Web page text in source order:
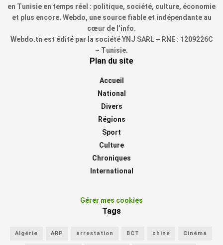
en Tunisie en temps réel : politique, société, culture, économie
et plus encore. Webdo, une source fiable et indépendante au
cœur de l’info.
Webdo.tn est édité par la société YNJ SARL – RNE : 1209226C
– Tunisie.
Plan du site
Accueil
National
Divers
Régions
Sport
Culture
Chroniques
International
Gérer mes cookies
Tags
Algérie ARP arrestation BCT chine Cinéma